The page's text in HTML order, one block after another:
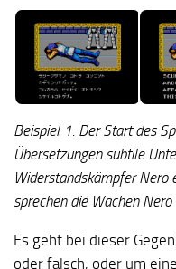
Beispiel 1: Der Start des
Übersetzungen subtile
Widerstandskämpfer Nero
sprechen die Wachen
Es geht bei dieser
oder falsch, oder um